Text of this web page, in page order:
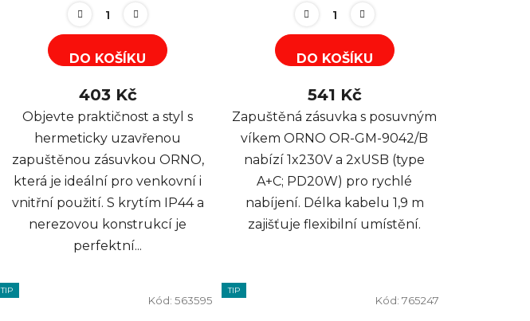
DO KOŠÍKU
403 Kč
Objevte praktičnost a styl s
hermeticky uzavřenou
zapuštěnou zásuvkou ORNO,
která je ideální pro venkovní i
vnitřní použití. S krytím IP44 a
nerezovou konstrukcí je
perfektní...
DO KOŠÍKU
541 Kč
Zapuštěná zásuvka s posuvným
víkem ORNO OR-GM-9042/B
nabízí 1x230V a 2xUSB (type
A+C; PD20W) pro rychlé
nabíjení. Délka kabelu 1,9 m
zajišťuje flexibilní umístění.
TIP
Kód: 563595
TIP
Kód: 765247